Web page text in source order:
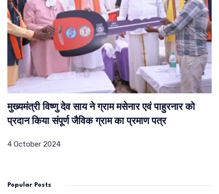
मुख्यमंत्री विष्णु देव साय ने ग्राम मसेनार एवं पाहुरनार को
प्रदान किया संपूर्ण जैविक ग्राम का प्रमाण पत्र
4 October 2024
Popular Posts